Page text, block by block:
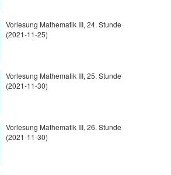
Vorlesung Mathematik III, 24. Stunde
(2021-11-25)
Vorlesung Mathematik III, 25. Stunde
(2021-11-30)
Vorlesung Mathematik III, 26. Stunde
(2021-11-30)